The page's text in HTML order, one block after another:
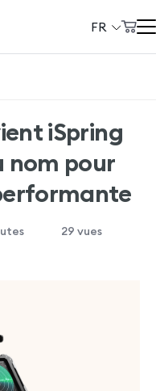
FR
iSpring
nom pour
29 vues